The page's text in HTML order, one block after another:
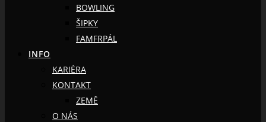
BOWLING
ŠIPKY
FAMFRPÁL
INFO
KARIÉRA
KONTAKT
ZEMĚ
O NÁS